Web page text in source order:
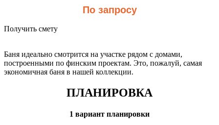
По запросу
Получить смету
Баня идеально смотрится на участке рядом с домами,
построенными по финским проектам. Это, пожалуй, самая
экономичная баня в нашей коллекции.
ПЛАНИРОВКА
1 вариант планировки